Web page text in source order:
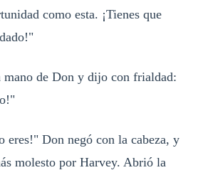
como esta. ¡Tienes que
mano de Don y dijo con frialdad:
eres!" Don negó con la cabeza, y
molesto por Harvey. Abrió la